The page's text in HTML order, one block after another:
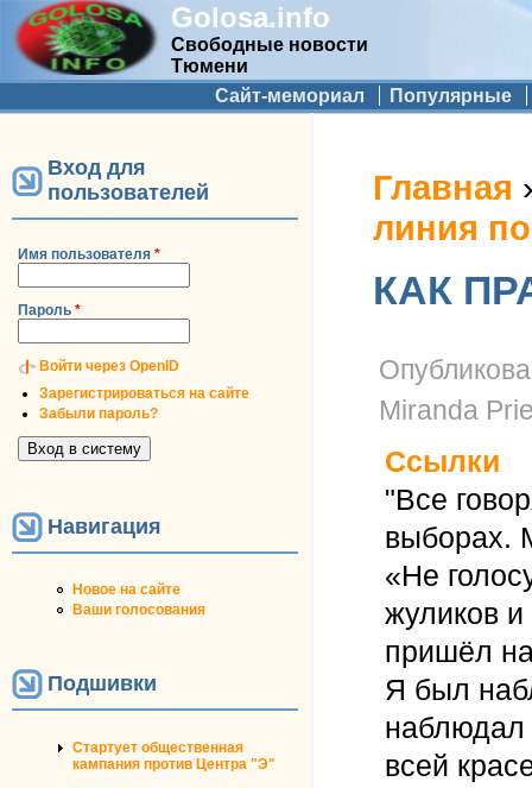
Golosa.info
Свободные новости
Тюмени
Дополнительное меню
Сайт-мемориал Популярные
Вход для
пользователей
Имя пользователя *
Пароль *
Войти через OpenID
Зарегистрироваться на сайте
Забыли пароль?
Навигация
Новое на сайте
Ваши голосования
Подшивки
Стартует общественная
кампания против Центра "Э"
Вы здесь
Главная
линия
КАК
Miranda
Ссылки
"Все
выборах.
«Не
жуликов и
пришёл
Я был
наблюдал
всей